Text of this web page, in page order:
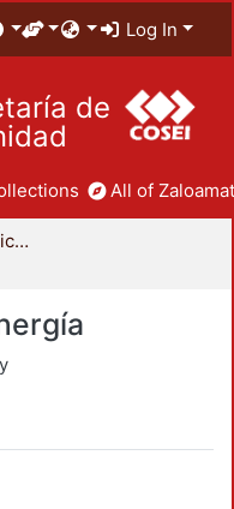
Log In
de
All of
División de Ciencias Básicas e Ingeniería